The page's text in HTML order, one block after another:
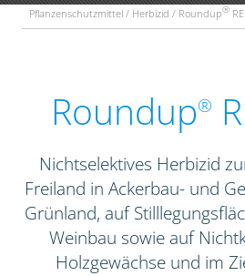
Pflanzenschutzmittel / Herbizid / Roundup®
Roundup®
Nichtselektives Herbizid
Freiland in Ackerbau- und
Grünland, auf
Weinbau sowie auf
Holzgewächse und im